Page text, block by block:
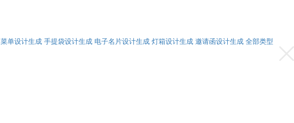
菜单设计生成 手提袋设计生成 电子名片设计生成 灯箱设计生成 邀请函设计生成 全部类型